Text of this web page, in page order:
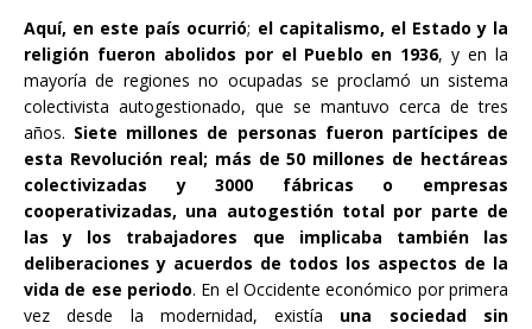
Aquí, en este país ocurrió; el capitalismo, el Estado y la
religión fueron abolidos por el Pueblo en 1936, y en la
mayoría de regiones no ocupadas se proclamó un sistema
colectivista autogestionado, que se mantuvo cerca de tres
años. Siete millones de personas fueron partícipes de
esta Revolución real; más de 50 millones de hectáreas
colectivizadas y 3000 fábricas o empresas
cooperativizadas, una autogestión total por parte de
las y los trabajadores que implicaba también las
deliberaciones y acuerdos de todos los aspectos de la
vida de ese periodo. En el Occidente económico por primera
vez desde la modernidad, existía una sociedad sin